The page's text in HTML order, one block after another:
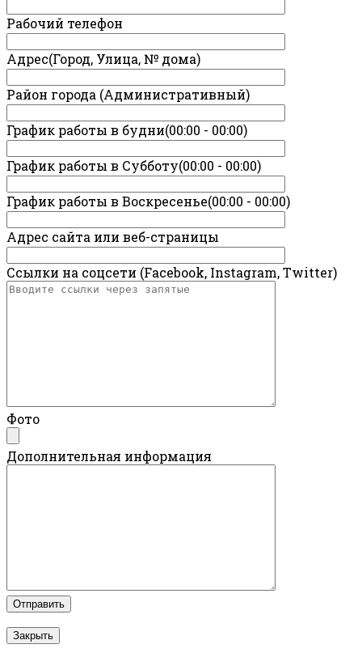
Рабочий телефон
Адрес(Город, Улица, № дома)
Район города (Административный)
График работы в будни(00:00 - 00:00)
График работы в Субботу(00:00 - 00:00)
График работы в Воскресенье(00:00 - 00:00)
Адрес сайта или веб-страницы
Ссылки на соцсети (Facebook, Instagram, Twitter)
Фото
Дополнительная информация
Закрыть